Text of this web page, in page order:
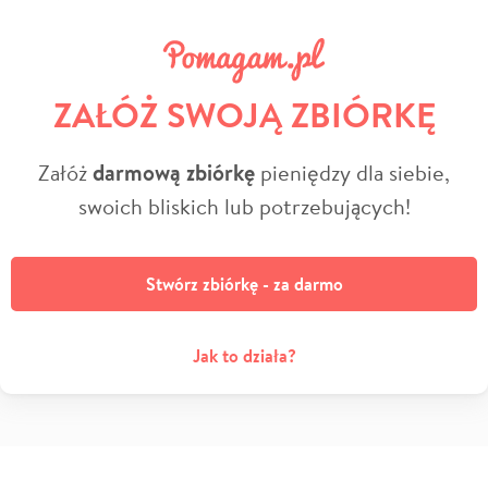
ZAŁÓŻ SWOJĄ ZBIÓRKĘ
Załóżdarmową zbiórkę pieniędzy dla siebie,
swoich bliskich lub potrzebujących!
Stwórz zbiórkę - za darmo
Jak to działa?